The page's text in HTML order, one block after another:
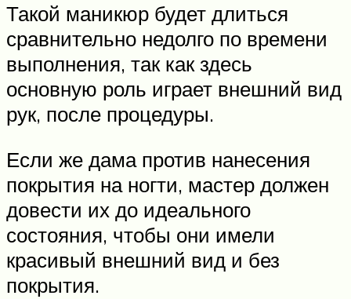
Такой маникюр будет длиться
сравнительно недолго по времени
выполнения, так как здесь
основную роль играет внешний вид
рук, после процедуры.
Если же дама против нанесения
покрытия на ногти, мастер должен
довести их до идеального
состояния, чтобы они имели
красивый внешний вид и без
покрытия.